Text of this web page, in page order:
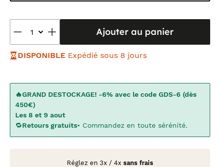
Ajouter au panier
DISPONIBLE Expédié sous 8 jours
🔥GRAND DESTOCKAGE! -6% avec le code GDS-6 (dès
450€)
Les 8 et 9 aout
🔁Retours gratuits• Commandez en toute sérénité.
Réglez en 3x / 4x sans frais